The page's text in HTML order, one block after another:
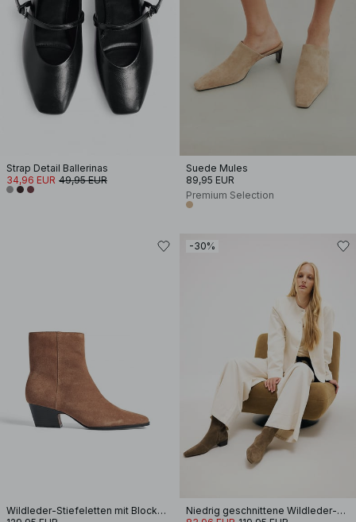
Strap Detail Ballerinas
34,96 EUR 49,95 EUR
Suede Mules
89,95 EUR
Premium Selection
Wildleder-Stiefeletten mit Blockabsatz
-30%
Niedrig geschnittene Wildleder-Stiefeletten